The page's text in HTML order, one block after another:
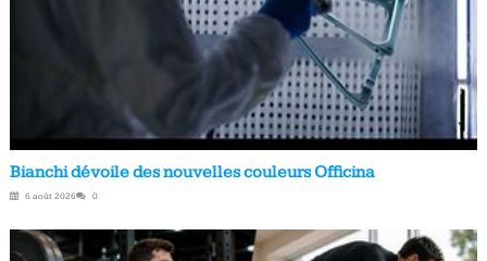
Bianchi dévoile des nouvelles couleurs Officina
6 août 2026 0